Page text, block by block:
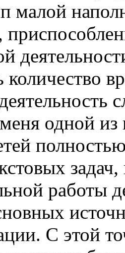
малой
количество
одной
работы
С этой